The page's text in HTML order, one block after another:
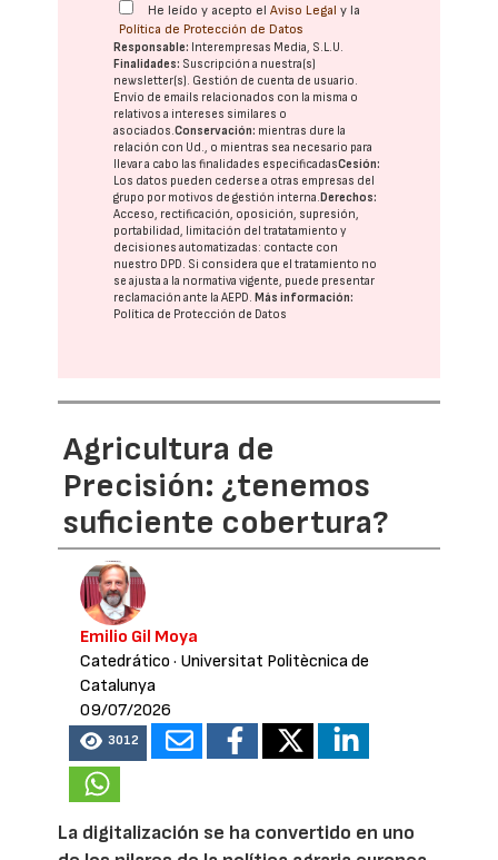
He leído y acepto elAviso Legal y la
Política de Protección de Datos
Responsable: Interempresas Media, S.L.U.
Finalidades: Suscripción a nuestra(s)
newsletter(s). Gestión de cuenta de usuario.
Envío de emails relacionados con la misma o
relativos a intereses similares o
asociados.Conservación: mientras dure la
relación con Ud., o mientras sea necesario para
llevar a cabo las finalidades especificadasCesión:
Los datos pueden cederse a otras empresas del
grupo por motivos de gestión interna.Derechos:
Acceso, rectificación, oposición, supresión,
portabilidad, limitación del tratatamiento y
decisiones automatizadas: contacte con
nuestro DPD . Si considera que el tratamiento no
se ajusta a la normativa vigente, puede presentar
reclamación ante laAEPD .Más información:
Política de Protección de Datos
Agricultura de
Precisión: ¿tenemos
suficiente cobertura?
Emilio Gil Moya
Catedrático · Universitat Politècnica de
Catalunya
09/07/2026
3012
La digitalización se ha convertido en uno